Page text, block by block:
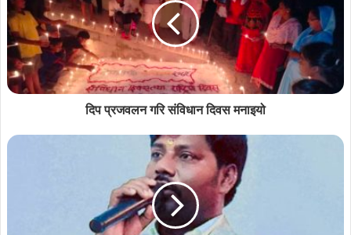
दिप प्रजवलन गरि संविधान दिवस मनाइयो